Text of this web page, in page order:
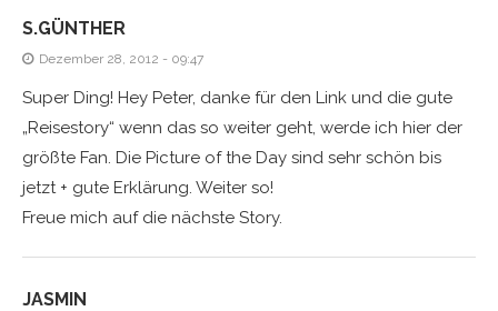
S.GÜNTHER
Dezember 28, 2012 - 09:47
Super Ding! Hey Peter, danke für den Link und die gute
„Reisestory“ wenn das so weiter geht, werde ich hier der
größte Fan. Die Picture of the Day sind sehr schön bis
jetzt + gute Erklärung. Weiter so!
Freue mich auf die nächste Story.
JASMIN